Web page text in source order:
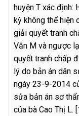
huyện T xác định:
kỳ không thể hiện
giải quyết tranh
Văn M và ngược
quyết tranh chấp
lý do bản án dân
ngày 23-9-2014
sửa bản án sơ
của bà Cao Thị L.